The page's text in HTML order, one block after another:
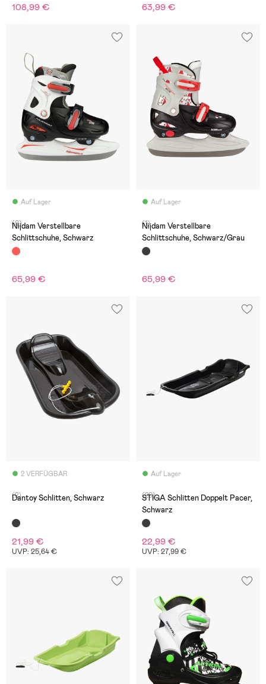
108,99 € 63,99 €
Auf Lager
(0)
Nijdam Verstellbare
Schlittschuhe, Schwarz
65,99 €
Auf Lager
(1)
Nijdam Verstellbare
Schlittschuhe, Schwarz/Grau
65,99 €
2 VERFÜGBAR
(2)
Dantoy Schlitten, Schwarz
21,99 €
UVP: 25,64 €
Auf Lager
(20)
STIGA Schlitten Doppelt Pacer,
Schwarz
22,99 €
UVP: 27,99 €